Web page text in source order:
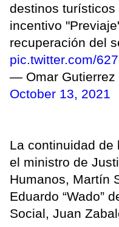
destinos
incentivo
recuperación del
pic.twitter.com/
— Omar Gutierrez
October 13, 2021
La continuidad de
el ministro de
Humanos, Martín
Eduardo “Wado”
Social, Juan